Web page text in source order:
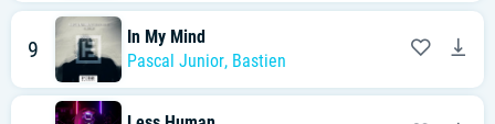
9
In My Mind
Pascal Junior, Bastien